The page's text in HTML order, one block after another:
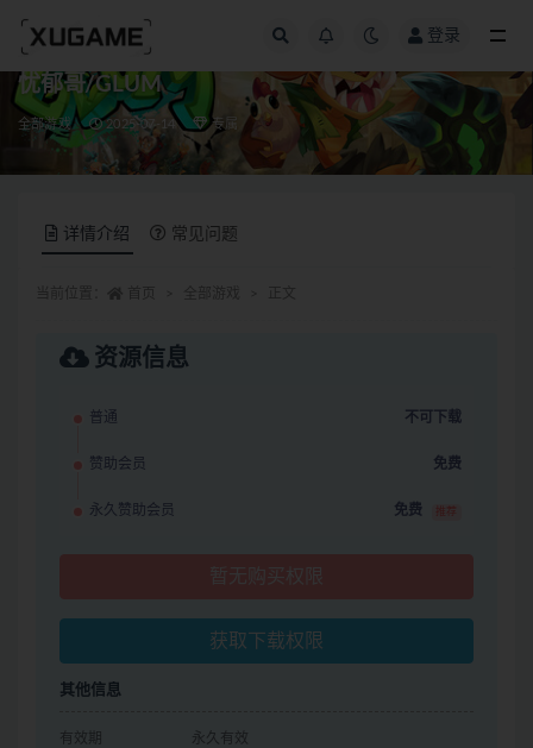
登录
忧郁哥/GLUM
全部游戏 2025-07-14 专属
详情介绍 常见问题
资源信息
普通 不可下载
赞助会员 免费
永久赞助会员 免费 推荐
获取下载权限
其他信息
有效期 永久有效